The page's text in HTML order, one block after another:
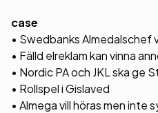
case
• Swedbanks Almedalschef
• Fälld elreklam kan vinna
• Nordic PA och JKL ska ge
• Rollspel i Gislaved
• Almega vill höras men inte